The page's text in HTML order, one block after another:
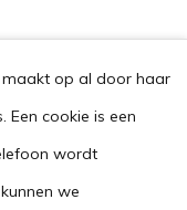
maakt op al door haar
Een cookie is een
wordt
we